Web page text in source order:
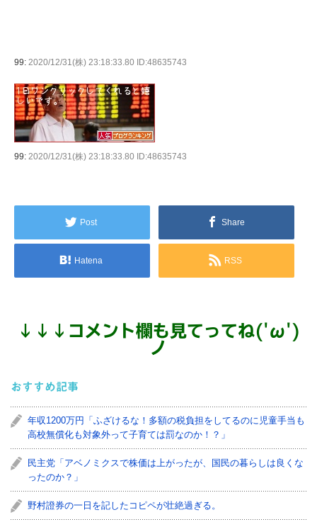
99: 2020/12/31(株) 23:18:33.80 ID:48635743
99: 2020/12/31(株) 23:18:33.80 ID:48635743
Post Share
Hatena RSS
↓ ↓ ↓ コメント欄も見てってね('ω')
ノ
おすすめ記事
年収1200万円「ふざけるな！多額の税負担をしてるのに児童手当も
高校無償化も対象外って子育ては罰なのか！？」
民主党「アベノミクスで株価は上がったが、国民の暮らしは良くな
ったのか？」
野村證券の一日を記したコピペが壮絶過ぎる。